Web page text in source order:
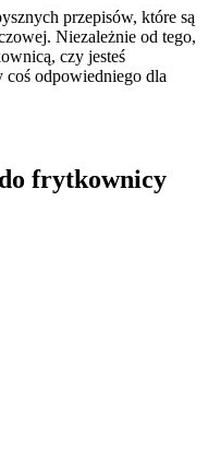
przepisów, które są
Niezależnie od tego,
czy jesteś
odpowiedniego dla
frytkownicy